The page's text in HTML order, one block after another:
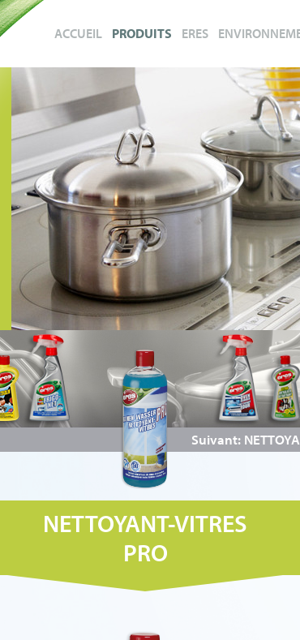
ACCUEIL PRODUITS ERES
Suivant:
NETTOYANT-VITRES
PRO